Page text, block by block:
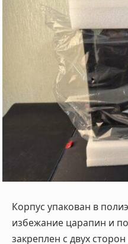
Корпус упакован в
избежание царапин и
закреплен с двух